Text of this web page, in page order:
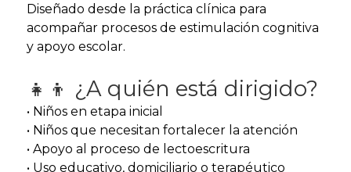
Diseñado desde la práctica clínica para
acompañar procesos de estimulación cognitiva
y apoyo escolar.
👧👦 ¿A quién está dirigido?
• Niños en etapa inicial
• Niños que necesitan fortalecer la atención
• Apoyo al proceso de lectoescritura
• Uso educativo, domiciliario o terapéutico